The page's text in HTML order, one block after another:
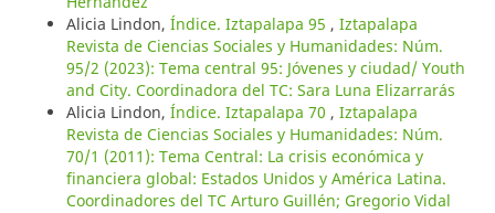
Alicia Lindon, Índice. Iztapalapa 95 , Iztapalapa
Revista de Ciencias Sociales y Humanidades: Núm.
95/2 (2023): Tema central 95: Jóvenes y ciudad/ Youth
and City. Coordinadora del TC: Sara Luna Elizarrarás
Alicia Lindon, Índice. Iztapalapa 70 , Iztapalapa
Revista de Ciencias Sociales y Humanidades: Núm.
70/1 (2011): Tema Central: La crisis económica y
financiera global: Estados Unidos y América Latina.
Coordinadores del TC Arturo Guillén; Gregorio Vidal